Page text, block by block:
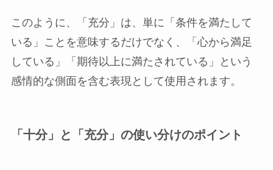
このように、「充分」は、単に「条件を満たして
いる」ことを意味するだけでなく、「心から満足
している」「期待以上に満たされている」という
感情的な側面を含む表現として使用されます。
「十分」と「充分」の使い分けのポイント